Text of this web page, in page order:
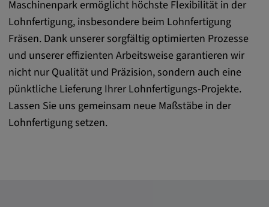
Maschinenpark ermöglicht höchste Flexibilität in der
Lohnfertigung, insbesondere beim Lohnfertigung
Fräsen. Dank unserer sorgfältig optimierten Prozesse
und unserer effizienten Arbeitsweise garantieren wir
nicht nur Qualität und Präzision, sondern auch eine
pünktliche Lieferung Ihrer Lohnfertigungs-Projekte.
Lassen Sie uns gemeinsam neue Maßstäbe in der
Lohnfertigung setzen.
Name:
cookie_consent
Zweck:
Dieses Cookie speichert die
benutzerspezifischen Cookie-Einstellungen
Cookie Laufzeit:
1 Jahr